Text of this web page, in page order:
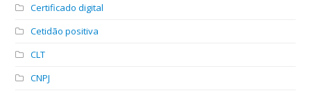
Certificado digital
Cetidão positiva
CLT
CNPJ